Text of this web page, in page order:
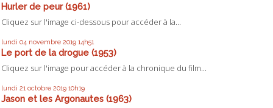
Hurler de peur (1961)
Cliquez sur l'image ci-dessous pour accéder à la...
lundi 04 novembre 2019 14h51
Le port de la drogue (1953)
Cliquez sur l'image pour accéder à la chronique du film...
lundi 21 octobre 2019 10h19
Jason et les Argonautes (1963)